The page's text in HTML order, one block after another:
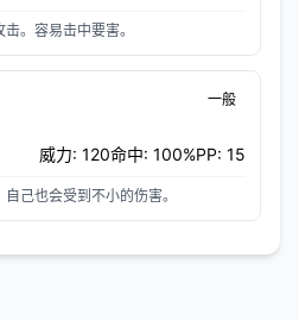
。容易击中要害。
一般
威力: 120命中: 100%PP: 15
己也会受到不小的伤害。